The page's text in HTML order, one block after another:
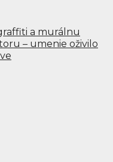
a murálnu
– umenie oživilo